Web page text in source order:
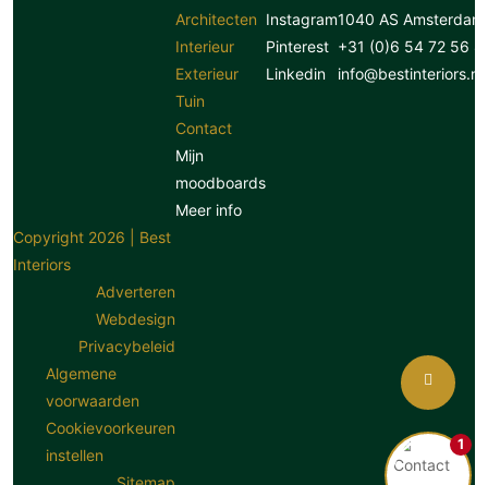
1
Architecten
Interieur
Exterieur
Tuin
Contact
Mijn
moodboards
Meer info
Instagram
Pinterest
Linkedin
1040 AS Amsterdam
+31 (0)6 54 72 56
info@bestinteriors.nl
Copyright 2026 | Best
Interiors
Adverteren
Webdesign
Privacybeleid
Algemene
voorwaarden
Cookievoorkeuren
instellen